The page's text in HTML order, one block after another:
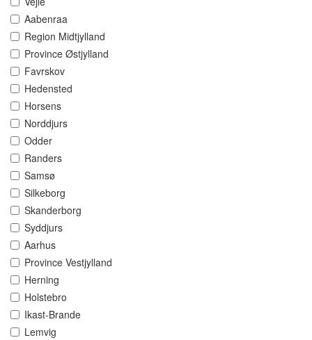
Aabenraa
Region Midtjylland
Province Østjylland
Favrskov
Hedensted
Horsens
Norddjurs
Odder
Randers
Samsø
Silkeborg
Skanderborg
Syddjurs
Aarhus
Province Vestjylland
Herning
Holstebro
Ikast-Brande
Lemvig